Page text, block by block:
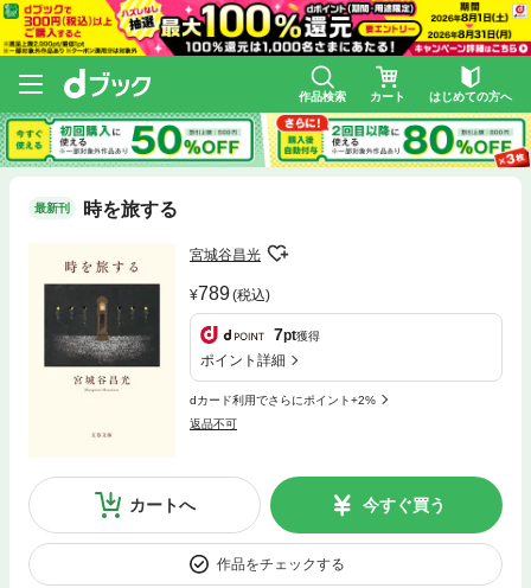
作品検索 カート はじめての方へ
最新刊 時を旅する
宮城谷昌光
789(税込)
7pt獲得
ポイント詳細
dカード利用でさらにポイント+2%
返品不可
カートへ 今すぐ買う
作品をチェックする